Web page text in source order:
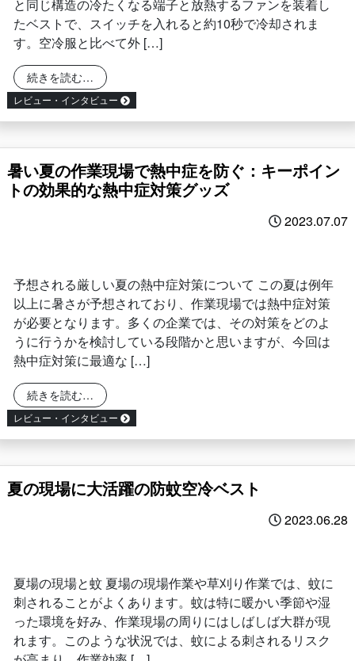
と同じ構造の冷たくなる端子と放熱するファンを装着し
たベストで、スイッチを入れると約10秒で冷却されま
す。空冷服と比べて外 […]
続きを読む… from ペルチェベスト：夏の暑さを快適に過ごす新
レビュー・インタビュー
暑い夏の作業現場で熱中症を防ぐ：キーポイン
トの効果的な熱中症対策グッズ
2023.07.07
予想される厳しい夏の熱中症対策について この夏は例年
以上に暑さが予想されており、作業現場では熱中症対策
が必要となります。多くの企業では、その対策をどのよ
うに行うかを検討している段階かと思いますが、今回は
熱中症対策に最適な […]
続きを読む… from 暑い夏の作業現場で熱中症を防ぐ：キーポイ
レビュー・インタビュー
夏の現場に大活躍の防蚊空冷ベスト
2023.06.28
夏場の現場と蚊 夏場の現場作業や草刈り作業では、蚊に
刺されることがよくあります。蚊は特に暖かい季節や湿
った環境を好み、作業現場の周りにはしばしば大群が現
れます。このような状況では、蚊による刺されるリスク